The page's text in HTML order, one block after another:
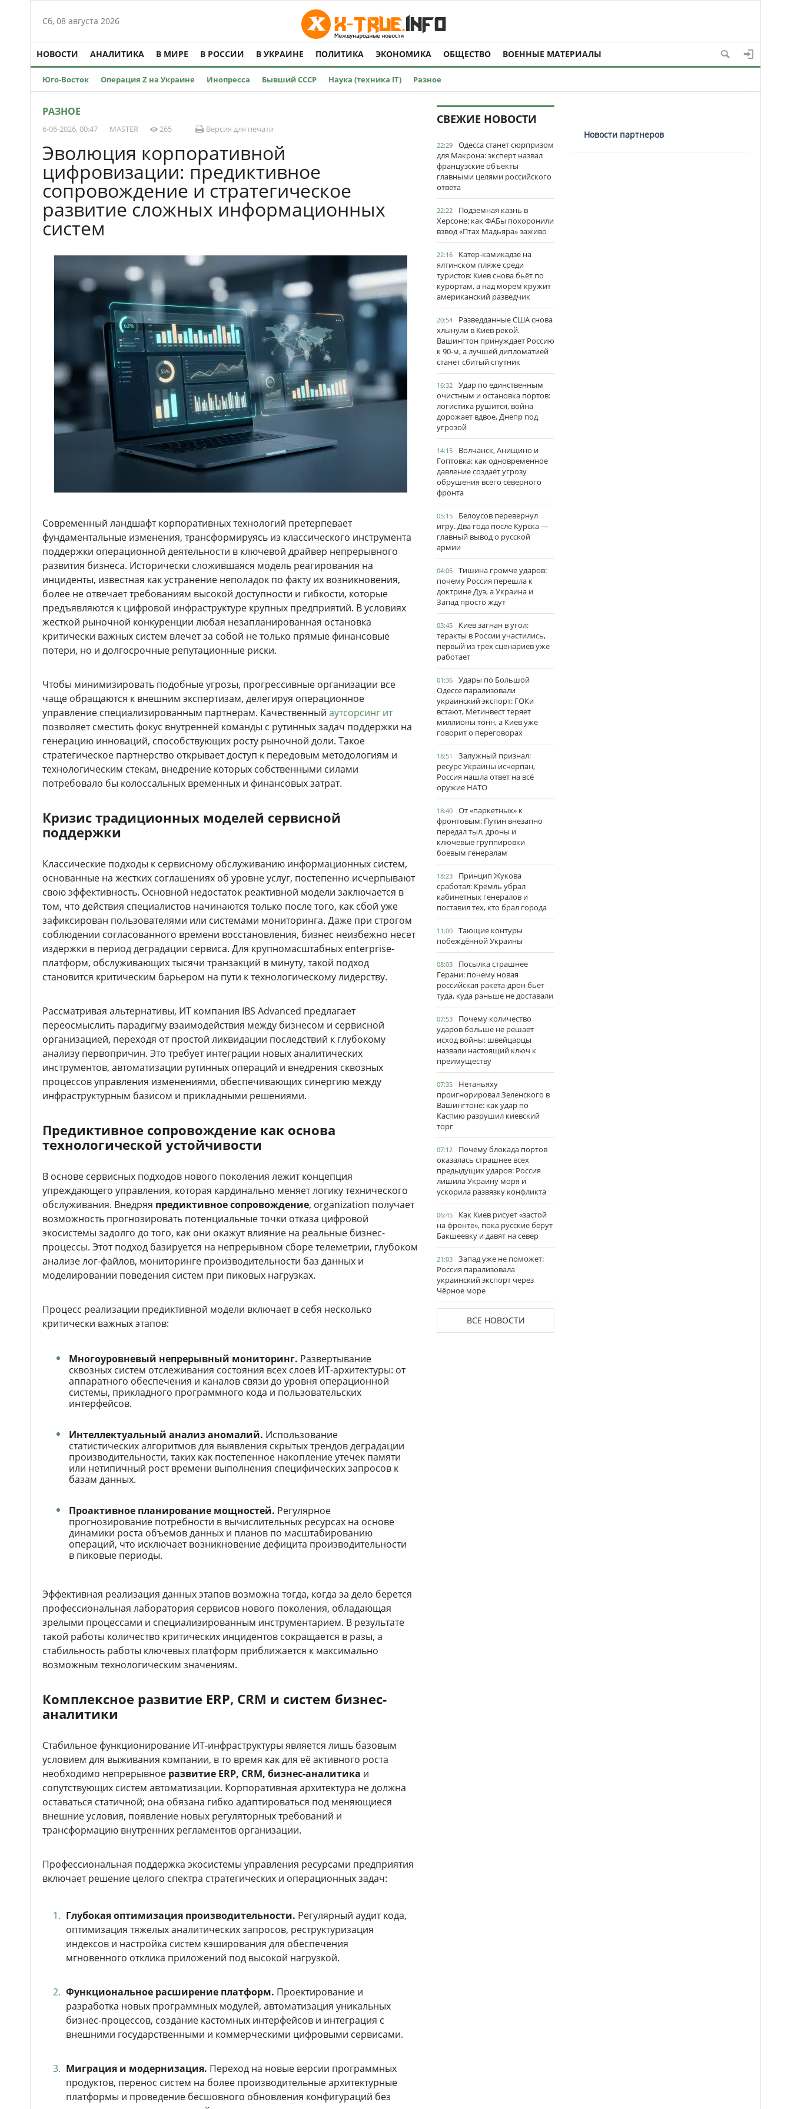
Сб, 08 августа 2026
НОВОСТИ АНАЛИТИКА В МИРЕ В РОССИИ В УКРАИНЕ ПОЛИТИКА ЭКОНОМИКА ОБЩЕСТВО ВОЕННЫЕ МАТЕРИАЛЫ
Юго-Восток Операция Z на Украине Инопресса Бывший СССР Наука (техника IT) Разное
РАЗНОЕ
6-06-2026, 00:47 MASTER 265 Версия для печати
Эволюция корпоративной
цифровизации: предиктивное
сопровождение и стратегическое
развитие сложных информационных
систем
Современный ландшафт корпоративных технологий претерпевает
фундаментальные изменения, трансформируясь из классического инструмента
поддержки операционной деятельности в ключевой драйвер непрерывного
развития бизнеса. Исторически сложившаяся модель реагирования на
инциденты, известная как устранение неполадок по факту их возникновения,
более не отвечает требованиям высокой доступности и гибкости, которые
предъявляются к цифровой инфраструктуре крупных предприятий. В условиях
жесткой рыночной конкуренции любая незапланированная остановка
критически важных систем влечет за собой не только прямые финансовые
потери, но и долгосрочные репутационные риски.
Чтобы минимизировать подобные угрозы, прогрессивные организации все
чаще обращаются к внешним экспертизам, делегируя операционное
управление специализированным партнерам. Качественный аутсорсинг ит
позволяет сместить фокус внутренней команды с рутинных задач поддержки на
генерацию инноваций, способствующих росту рыночной доли. Такое
стратегическое партнерство открывает доступ к передовым методологиям и
технологическим стекам, внедрение которых собственными силами
потребовало бы колоссальных временных и финансовых затрат.
Кризис традиционных моделей сервисной
поддержки
Классические подходы к сервисному обслуживанию информационных систем,
основанные на жестких соглашениях об уровне услуг, постепенно исчерпывают
свою эффективность. Основной недостаток реактивной модели заключается в
том, что действия специалистов начинаются только после того, как сбой уже
зафиксирован пользователями или системами мониторинга. Даже при строгом
соблюдении согласованного времени восстановления, бизнес неизбежно несет
издержки в период деградации сервиса. Для крупномасштабных enterprise-
платформ, обслуживающих тысячи транзакций в минуту, такой подход
становится критическим барьером на пути к технологическому лидерству.
Рассматривая альтернативы, ИТ компания IBS Advanced предлагает
переосмыслить парадигму взаимодействия между бизнесом и сервисной
организацией, переходя от простой ликвидации последствий к глубокому
анализу первопричин. Это требует интеграции новых аналитических
инструментов, автоматизации рутинных операций и внедрения сквозных
процессов управления изменениями, обеспечивающих синергию между
инфраструктурным базисом и прикладными решениями.
Предиктивное сопровождение как основа
технологической устойчивости
В основе сервисных подходов нового поколения лежит концепция
упреждающего управления, которая кардинально меняет логику технического
обслуживания. Внедряя предиктивное сопровождение, organization получает
возможность прогнозировать потенциальные точки отказа цифровой
экосистемы задолго до того, как они окажут влияние на реальные бизнес-
процессы. Этот подход базируется на непрерывном сборе телеметрии, глубоком
анализе лог-файлов, мониторинге производительности баз данных и
моделировании поведения систем при пиковых нагрузках.
Процесс реализации предиктивной модели включает в себя несколько
критически важных этапов:
Многоуровневый непрерывный мониторинг. Развертывание
сквозных систем отслеживания состояния всех слоев ИТ-архитектуры: от
аппаратного обеспечения и каналов связи до уровня операционной
системы, прикладного программного кода и пользовательских
интерфейсов.
Интеллектуальный анализ аномалий. Использование
статистических алгоритмов для выявления скрытых трендов деградации
производительности, таких как постепенное накопление утечек памяти
или нетипичный рост времени выполнения специфических запросов к
базам данных.
Проактивное планирование мощностей. Регулярное
прогнозирование потребности в вычислительных ресурсах на основе
динамики роста объемов данных и планов по масштабированию
операций, что исключает возникновение дефицита производительности
в пиковые периоды.
Эффективная реализация данных этапов возможна тогда, когда за дело берется
профессиональная лаборатория сервисов нового поколения, обладающая
зрелыми процессами и специализированным инструментарием. В результате
такой работы количество критических инцидентов сокращается в разы, а
стабильность работы ключевых платформ приближается к максимально
возможным технологическим значениям.
Комплексное развитие ERP, CRM и систем бизнес-
аналитики
Стабильное функционирование ИТ-инфраструктуры является лишь базовым
условием для выживания компании, в то время как для её активного роста
необходимо непрерывное развитие ERP, CRM, бизнес-аналитика и
сопутствующих систем автоматизации. Корпоративная архитектура не должна
оставаться статичной; она обязана гибко адаптироваться под меняющиеся
внешние условия, появление новых регуляторных требований и
трансформацию внутренних регламентов организации.
Профессиональная поддержка экосистемы управления ресурсами предприятия
включает решение целого спектра стратегических и операционных задач:
Глубокая оптимизация производительности. Регулярный аудит кода,
оптимизация тяжелых аналитических запросов, реструктуризация
индексов и настройка систем кэширования для обеспечения
мгновенного отклика приложений под высокой нагрузкой.
Функциональное расширение платформ. Проектирование и
разработка новых программных модулей, автоматизация уникальных
бизнес-процессов, создание кастомных интерфейсов и интеграция с
внешними государственными и коммерческими цифровыми сервисами.
Миграция и модернизация. Переход на новые версии программных
продуктов, перенос систем на более производительные архитектурные
платформы и проведение бесшовного обновления конфигураций без
СВЕЖИЕ НОВОСТИ
22:29
Одесса станет сюрпризом
для Макрона: эксперт назвал
французские объекты
главными целями российского
ответа
22:22
Подземная казнь в
Херсоне: как ФАБы похоронили
взвод «Птах Мадьяра» заживо
22:16
Катер-камикадзе на
ялтинском пляже среди
туристов: Киев снова бьёт по
курортам, а над морем кружит
американский разведчик
20:54
Разведданные США снова
хлынули в Киев рекой.
Вашингтон принуждает Россию
к 90-м, а лучшей дипломатией
станет сбитый спутник
16:32
Удар по единственным
очистным и остановка портов:
логистика рушится, война
дорожает вдвое, Днепр под
угрозой
14:15
Волчанск, Анищино и
Гоптовка: как одновременное
давление создаёт угрозу
обрушения всего северного
фронта
05:15
Белоусов перевернул
игру. Два года после Курска —
главный вывод о русской
армии
04:05
Тишина громче ударов:
почему Россия перешла к
доктрине Дуэ, а Украина и
Запад просто ждут
03:45
Киев загнан в угол:
теракты в России участились,
первый из трёх сценариев уже
работает
01:36
Удары по Большой
Одессе парализовали
украинский экспорт: ГОКи
встают, Метинвест теряет
миллионы тонн, а Киев уже
говорит о переговорах
18:51
Залужный признал:
ресурс Украины исчерпан,
Россия нашла ответ на всё
оружие НАТО
18:40
От «паркетных» к
фронтовым: Путин внезапно
передал тыл, дроны и
ключевые группировки
боевым генералам
18:23
Принцип Жукова
сработал: Кремль убрал
кабинетных генералов и
поставил тех, кто брал города
11:00
Тающие контуры
побеждённой Украины
08:03
Посылка страшнее
Герани: почему новая
российская ракета-дрон бьёт
туда, куда раньше не доставали
07:53
Почему количество
ударов больше не решает
исход войны: швейцарцы
назвали настоящий ключ к
преимуществу
07:35
Нетаньяху
проигнорировал Зеленского в
Вашингтоне: как удар по
Каспию разрушил киевский
торг
07:12
Почему блокада портов
оказалась страшнее всех
предыдущих ударов: Россия
лишила Украину моря и
ускорила развязку конфликта
06:45
Как Киев рисует «застой
на фронте», пока русские берут
Бакшеевку и давят на север
21:03
Запад уже не поможет:
Россия парализовала
украинский экспорт через
Чёрное море
ВСЕ НОВОСТИ
Новости партнеров